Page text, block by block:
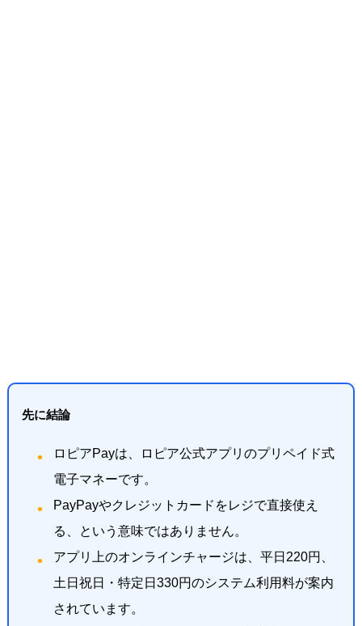
先に結論
ロピアPayは、ロピア公式アプリのプリペイド式
電子マネーです。
PayPayやクレジットカードをレジで直接使え
る、という意味ではありません。
アプリ上のオンラインチャージは、平日220円、
土日祝日・特定日330円のシステム利用料が案内
されています。